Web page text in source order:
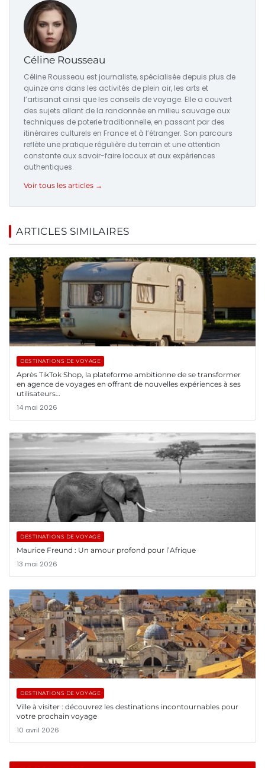
Céline Rousseau
Céline Rousseau est journaliste, spécialisée depuis plus de
quinze ans dans les activités de plein air, les arts et
l’artisanat ainsi que les conseils de voyage. Elle a couvert
des sujets allant de la randonnée en milieu sauvage aux
techniques de poterie traditionnelle, en passant par des
itinéraires culturels en France et à l’étranger. Son parcours
reflète une pratique régulière du terrain et une attention
constante aux savoir-faire locaux et aux expériences
authentiques.
Voir tous les articles →
ARTICLES SIMILAIRES
DESTINATIONS DE VOYAGE
Après TikTok Shop, la plateforme ambitionne de se transformer
en agence de voyages en offrant de nouvelles expériences à ses
utilisateurs…
14 mai 2026
DESTINATIONS DE VOYAGE
Maurice Freund : Un amour profond pour l’Afrique
13 mai 2026
DESTINATIONS DE VOYAGE
Ville à visiter : découvrez les destinations incontournables pour
votre prochain voyage
10 avril 2026